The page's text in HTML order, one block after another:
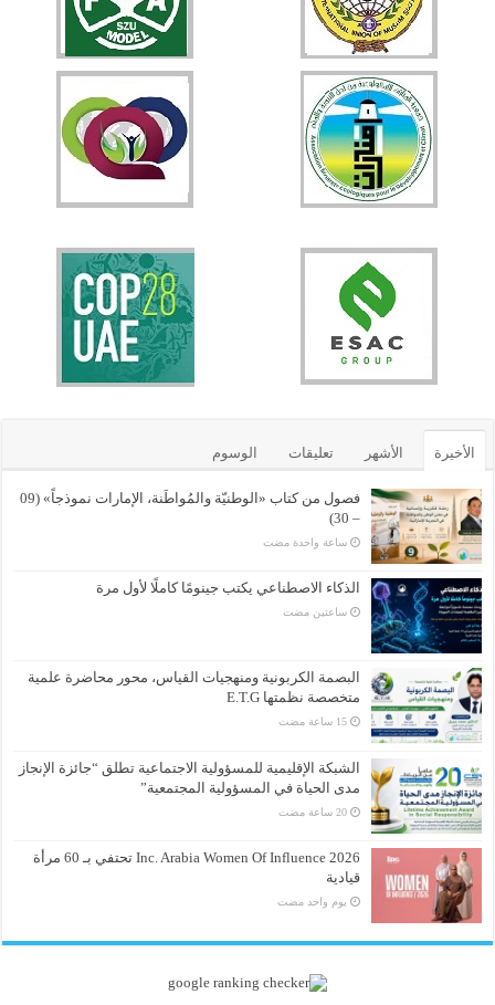
الأخيرة الأشهر تعليقات الوسوم
فصول من كتاب «الوطنيّة والمُواطَنة، الإمارات نموذجاً» (09
– 30)
‏ساعة واحدة مضت
الذكاء الاصطناعي يكتب جينومًا كاملًا لأول مرة
‏ساعتين مضت
البصمة الكربونية ومنهجيات القياس، محور محاضرة علمية
متخصصة نظمتها E.T.G
الشبكة الإقليمية للمسؤولية الاجتماعية تطلق “جائزة الإنجاز
مدى الحياة في المسؤولية المجتمعية”
Inc. Arabia Women Of Influence 2026 تحتفي بـ 60 مرأة
قيادية
‏يوم واحد مضت